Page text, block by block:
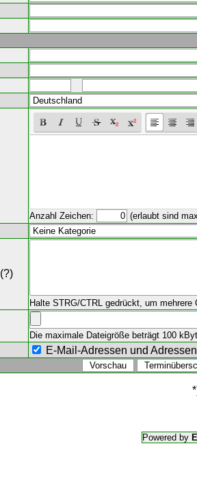
Anzahl Zeichen: (erlaubt sind
(?)
Halte STRG/CTRL gedrückt, um mehrere
Die maximale Dateigröße beträgt 100
E-Mail-Adressen und
Powered by